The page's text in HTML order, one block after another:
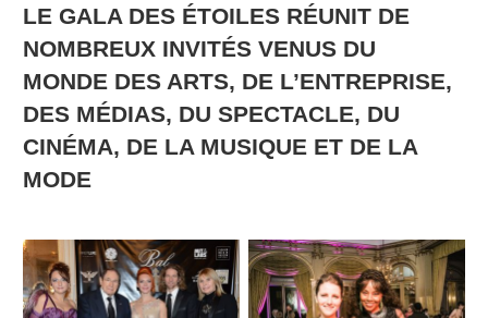
LE GALA DES ÉTOILES RÉUNIT DE
NOMBREUX INVITÉS VENUS DU
MONDE DES ARTS, DE L’ENTREPRISE,
DES MÉDIAS, DU SPECTACLE, DU
CINÉMA, DE LA MUSIQUE ET DE LA
MODE